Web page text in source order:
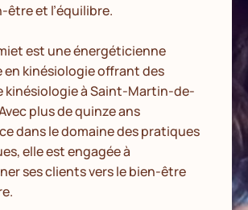
être et l’équilibre.
est une énergéticienne
en kinésiologie offrant des
kinésiologie à Saint-Martin-de-
plus de quinze ans
dans le domaine des pratiques
elle est engagée à
ses clients vers le bien-être